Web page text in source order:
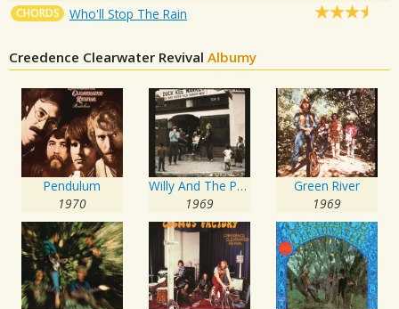
CHORDS Who'll Stop The Rain
Creedence Clearwater Revival Albumy
Pendulum
1970
Willy And The Poor Boys
1969
Green River
1969